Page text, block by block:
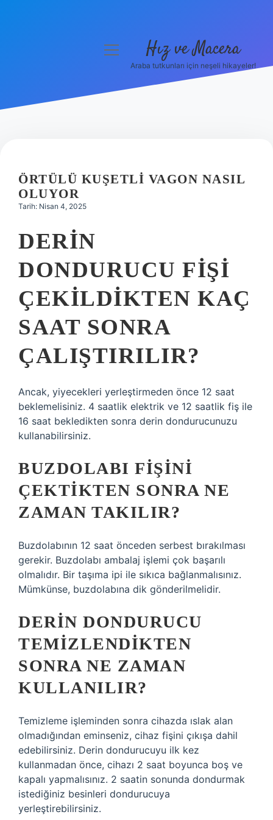
Hakkımızda
menüyü
Hız ve Macera
Araba tutkunları için neşeli hikayeler!
ÖRTÜLÜ KUŞETLI VAGON NASIL
OLUYOR
Tarih: Nisan 4, 2025
DERIN
DONDURUCU FIŞI
ÇEKILDIKTEN KAÇ
SAAT SONRA
ÇALIŞTIRILIR?
Ancak, yiyecekleri yerleştirmeden önce 12 saat
beklemelisiniz. 4 saatlik elektrik ve 12 saatlik fiş ile
16 saat bekledikten sonra derin dondurucunuzu
kullanabilirsiniz.
BUZDOLABI FIŞINI
ÇEKTIKTEN SONRA NE
ZAMAN TAKILIR?
Buzdolabının 12 saat önceden serbest bırakılması
gerekir. Buzdolabı ambalaj işlemi çok başarılı
olmalıdır. Bir taşıma ipi ile sıkıca bağlanmalısınız.
Mümkünse, buzdolabına dik gönderilmelidir.
DERIN DONDURUCU
TEMIZLENDIKTEN
SONRA NE ZAMAN
KULLANILIR?
Temizleme işleminden sonra cihazda ıslak alan
olmadığından eminseniz, cihaz fişini çıkışa dahil
edebilirsiniz. Derin dondurucuyu ilk kez
kullanmadan önce, cihazı 2 saat boyunca boş ve
kapalı yapmalısınız. 2 saatin sonunda dondurmak
istediğiniz besinleri dondurucuya
yerleştirebilirsiniz.